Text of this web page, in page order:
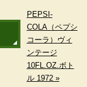
PEPSI-
COLA（ペプシ
コーラ）ヴィ
ンテージ
10FL.OZ.ボト
ル 1972 »